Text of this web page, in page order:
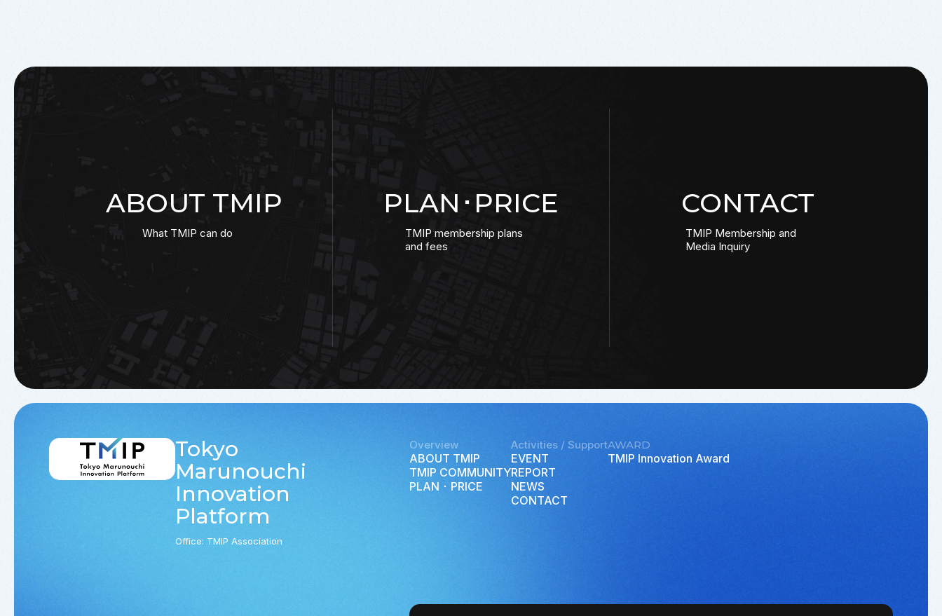
ABOUT TMIP
What TMIP can do
PLAN･PRICE
TMIP membership plans
and fees
CONTACT
TMIP Membership and
Media Inquiry
Tokyo
Marunouchi
Innovation
Platform
Office: TMIP Association
Overview
ABOUT TMIP
TMIP COMMUNITY
PLAN ･ PRICE
Activities / Support
EVENT
REPORT
NEWS
CONTACT
AWARD
TMIP Innovation Award